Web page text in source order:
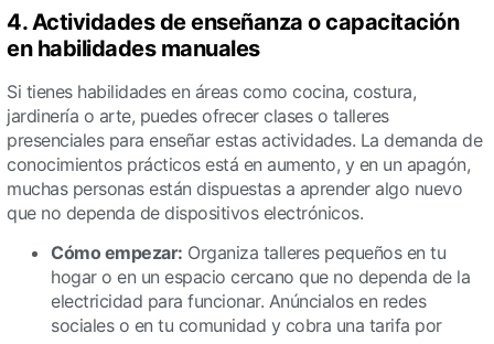
4. Actividades de enseñanza o capacitación
en habilidades manuales
Si tienes habilidades en áreas como cocina, costura,
jardinería o arte, puedes ofrecer clases o talleres
presenciales para enseñar estas actividades. La demanda de
conocimientos prácticos está en aumento, y en un apagón,
muchas personas están dispuestas a aprender algo nuevo
que no dependa de dispositivos electrónicos.
Cómo empezar: Organiza talleres pequeños en tu
hogar o en un espacio cercano que no dependa de la
electricidad para funcionar. Anúncialos en redes
sociales o en tu comunidad y cobra una tarifa por